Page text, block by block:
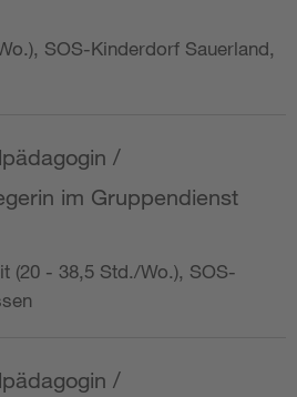
SOS-Kinderdorf Sauerland,
/
im Gruppendienst
(20 - 38,5 Std./Wo.), SOS-
/